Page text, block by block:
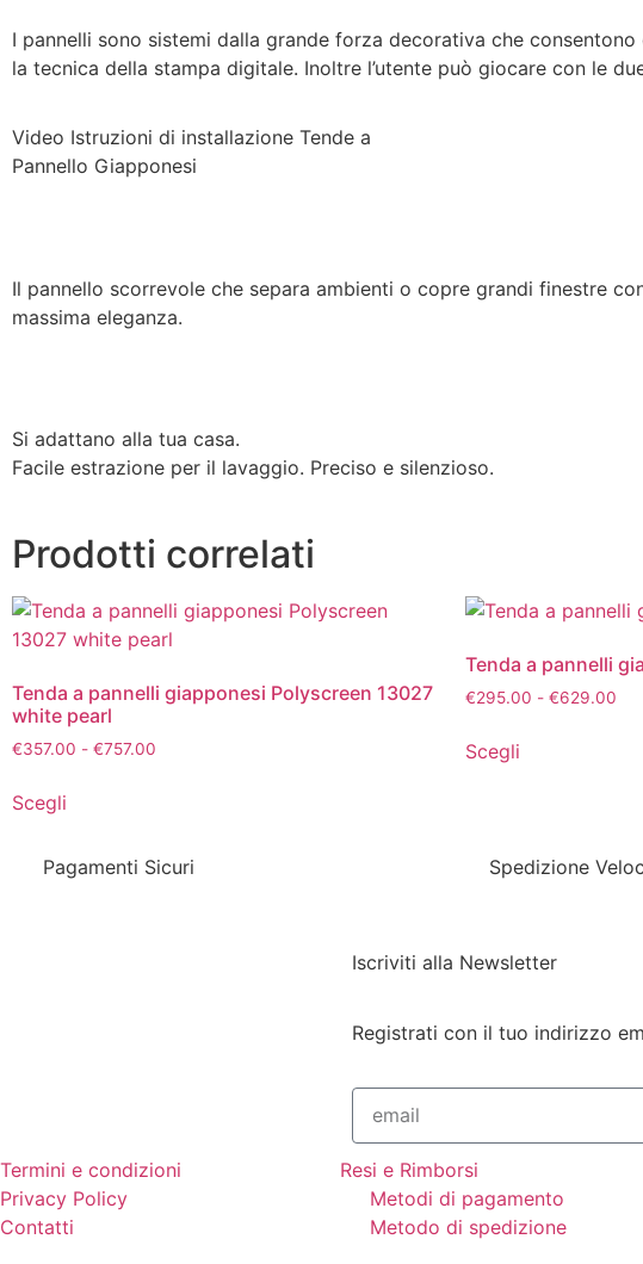
I pannelli sono sistemi dalla grande forza decorativa che
la tecnica della stampa digitale. Inoltre l’utente può giocare con le
Video Istruzioni di installazione Tende a
Pannello Giapponesi
Il pannello scorrevole che separa ambienti o copre grandi finestre
massima eleganza.
Si adattano alla tua casa.
Facile estrazione per il lavaggio. Preciso e silenzioso.
Prodotti correlati
Tenda a pannelli giapponesi Polyscreen 13027
white pearl
€357.00 - €757.00
Scegli
Tenda a pannelli
€295.00 - €629.00
Scegli
Pagamenti Sicuri Spedizione
Iscriviti alla Newsletter
Registrati con il tuo indirizzo
Termini e condizioni
Privacy Policy
Contatti
Resi e Rimborsi
Metodi di pagamento
Metodo di spedizione